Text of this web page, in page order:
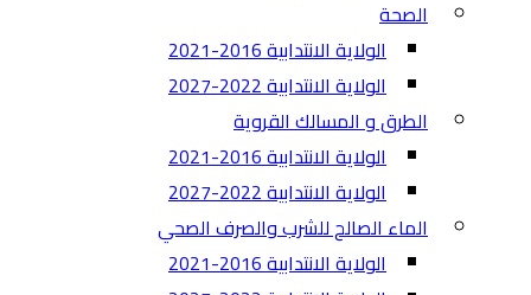
الصحة
الولاية الانتدابية 2016-2021
الولاية الانتدابية 2022-2027
الطرق و المسالك القروية
الولاية الانتدابية 2016-2021
الولاية الانتدابية 2022-2027
الماء الصالح للشرب والصرف الصحي
الولاية الانتدابية 2016-2021